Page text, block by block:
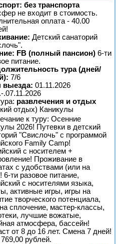
без транспорта
не входит в стоимость.
оплата - 40.00
Детский санаторий
FB (полный пансион) 6-ти
питание.
тура (дней/
7/6
выезда: 01.11.2026
.07.11.2026
развлечения и отдых
отдых) Каникулы
к туру: Осенние
2026! Путевки в детский
"Свислочь" с программой
Family Camp!
с носителем +
Проживание в
с удобствами (или на
6-ти разовое питание,
с носителями языка,
активные игры, игры на
творческого потенциала,
сплочение, мастер-классы,
лучшие вожатые,
атмосфера, бассейн!
от 8 до 16 лет. Смена 7 дней!
рублей.